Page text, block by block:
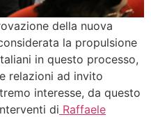
della nuova
la propulsione
in questo processo,
relazioni ad invito
interesse, da questo
di Raffaele